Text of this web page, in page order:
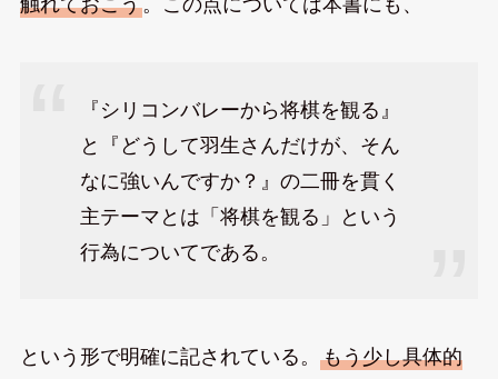
『シリコンバレーから将棋を観る』
と『どうして羽生さんだけが、そん
なに強いんですか？』の二冊を貫く
主テーマとは「将棋を観る」という
行為についてである。
という形で明確に記されている。 もう少し具体的